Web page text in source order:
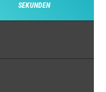
SEKUNDEN